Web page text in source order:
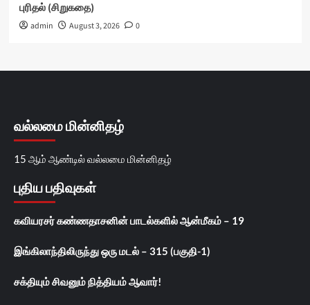
புரிதல் (சிறுகதை)
admin August 3, 2026 0
வல்லமை மின்னிதழ்
15 ஆம் ஆண்டில் வல்லமை மின்னிதழ்
புதிய பதிவுகள்
கவியரசர் கண்ணதாசனின் பாடல்களில் ஆன்மீகம் – 19
இங்கிலாந்திலிருந்து ஒரு மடல் – 315 (பகுதி-1)
சக்தியும் சிவனும் நித்தியம் ஆவார்!